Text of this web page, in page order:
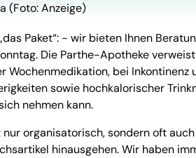
(Foto: Anzeige)
Paket“: - wir bieten Ihnen
Die Parthe-Apotheke
Wochenmedikation, bei
sowie hochkalorischer
nehmen kann.
nur organisatorisch, sondern oft
hinausgehen. Wir haben